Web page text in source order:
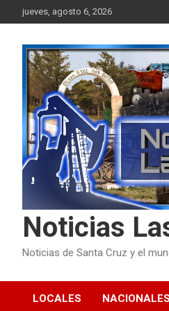
to
jueves, agosto 6, 2026
Noticias
Noticias de Santa Cruz y el
LOCALES NACIONALES